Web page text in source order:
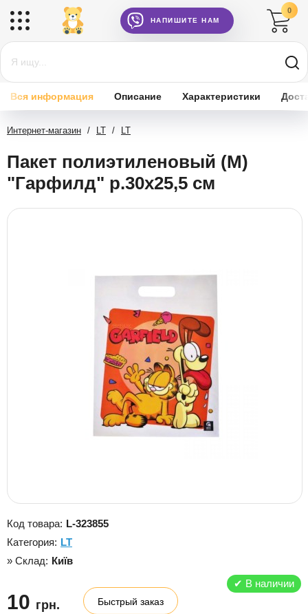
НАПИШИТЕ НАМ
0
Вся информация Описание Характеристики
Интернет-магазин / LT / LT
Пакет полиэтиленовый (M)
"Гарфилд" р.30x25,5 см
Код товара: L-323855
Категория: LT
» Склад: Київ
✔ В наличии
10 грн. Быстрый заказ